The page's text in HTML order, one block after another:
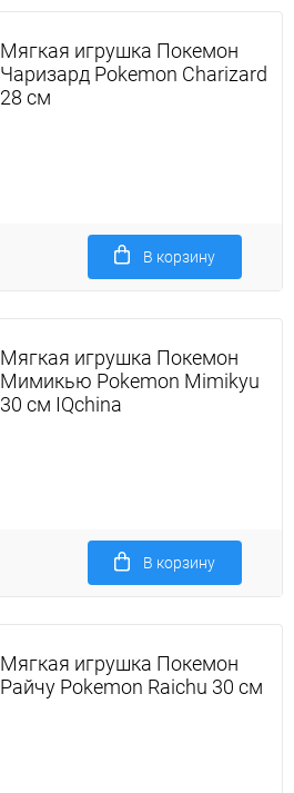
Мягкая игрушка Покемон
Чаризард Pokemon Charizard
28 см
В корзину
Мягкая игрушка Покемон
Мимикью Pokemon Mimikyu
30 см IQchina
В корзину
Мягкая игрушка Покемон
Райчу Pokemon Raichu 30 см